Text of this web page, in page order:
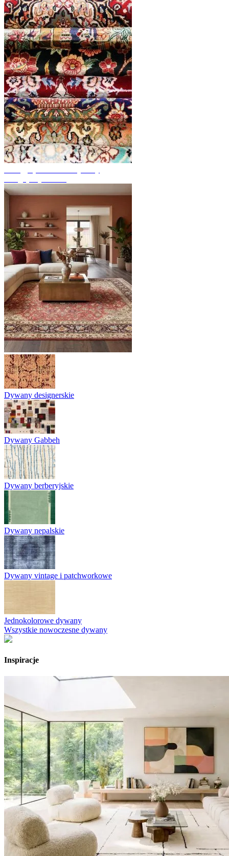
Dywany designerskie
Dywany Gabbeh
Dywany berberyjskie
Dywany nepalskie
Dywany vintage i patchworkowe
Jednokolorowe dywany
Wszystkie nowoczesne dywany
Inspiracje